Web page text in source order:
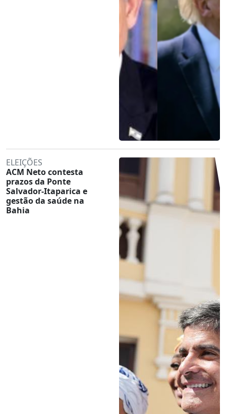
ELEIÇÕES
ACM Neto contesta
prazos da Ponte
Salvador-Itaparica e
gestão da saúde na
Bahia